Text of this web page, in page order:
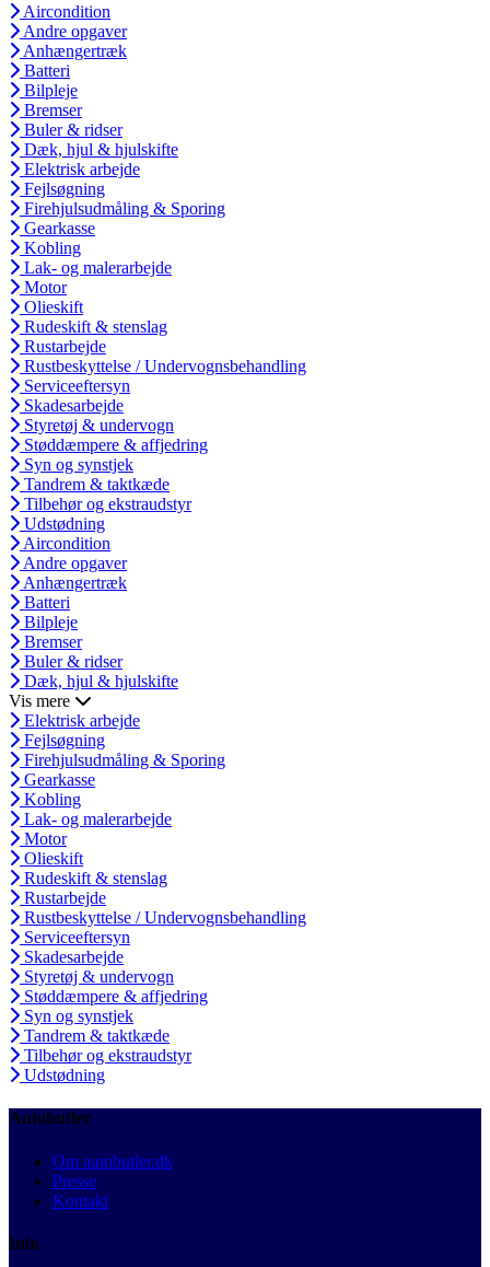
Aircondition
Andre opgaver
Anhængertræk
Batteri
Bilpleje
Bremser
Buler & ridser
Dæk, hjul & hjulskifte
Elektrisk arbejde
Fejlsøgning
Firehjulsudmåling & Sporing
Gearkasse
Kobling
Lak- og malerarbejde
Motor
Olieskift
Rudeskift & stenslag
Rustarbejde
Rustbeskyttelse / Undervognsbehandling
Serviceeftersyn
Skadesarbejde
Styretøj & undervogn
Støddæmpere & affjedring
Syn og synstjek
Tandrem & taktkæde
Tilbehør og ekstraudstyr
Udstødning
Aircondition
Andre opgaver
Anhængertræk
Batteri
Bilpleje
Bremser
Buler & ridser
Dæk, hjul & hjulskifte
Vis mere
Elektrisk arbejde
Fejlsøgning
Firehjulsudmåling & Sporing
Gearkasse
Kobling
Lak- og malerarbejde
Motor
Olieskift
Rudeskift & stenslag
Rustarbejde
Rustbeskyttelse / Undervognsbehandling
Serviceeftersyn
Skadesarbejde
Styretøj & undervogn
Støddæmpere & affjedring
Syn og synstjek
Tandrem & taktkæde
Tilbehør og ekstraudstyr
Udstødning
Autobutler
Om autobutler.dk
Presse
Kontakt
Info